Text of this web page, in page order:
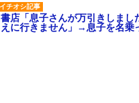
書店「息子さんが万引きしま
えに行きません」→息子を名乗